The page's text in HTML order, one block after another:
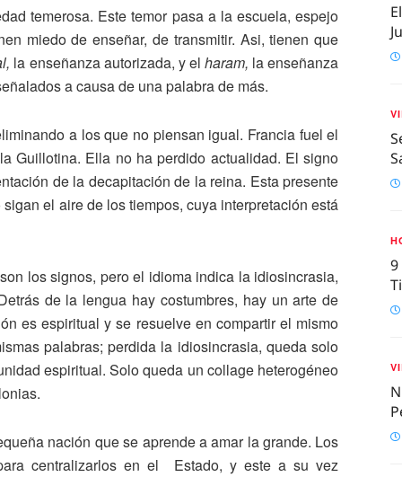
9
temerosa. Este temor pasa a la escuela, espejo
miedo de enseñar, de transmitir. Asi, tienen que
la enseñanza autorizada, y elharam, la enseñanza
a causa de una palabra de más.
a los que no piensan igual. Francia fuel el
Guillotina. Ella no ha perdido actualidad. El signo
de la decapitación de la reina. Esta presente
el aire de los tiempos, cuya interpretación está
los signos, pero el idioma indica la idiosincrasia,
de la lengua hay costumbres, hay un arte de
es espiritual y se resuelve en compartir el mismo
palabras; perdida la idiosincrasia, queda solo
espiritual. Solo queda un collage heterogéneo
nación que se aprende a amar la grande. Los
centralizarlos en el Estado, y este a su vez